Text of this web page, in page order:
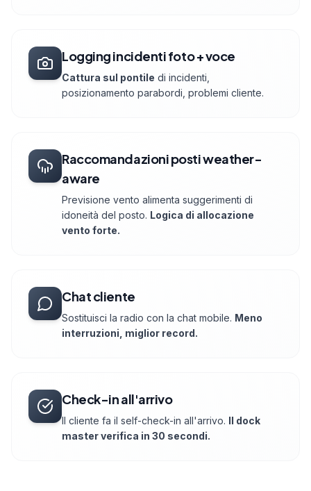
Logging incidenti foto + voce
Cattura sul pontile di incidenti,
posizionamento parabordi, problemi cliente.
Raccomandazioni posti weather-
aware
Previsione vento alimenta suggerimenti di
idoneità del posto. Logica di allocazione
vento forte.
Chat cliente
Sostituisci la radio con la chat mobile. Meno
interruzioni, miglior record.
Check-in all'arrivo
Il cliente fa il self-check-in all'arrivo. Il dock
master verifica in 30 secondi.